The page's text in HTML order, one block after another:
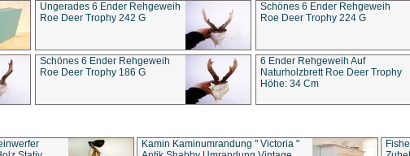
Ungerades 6 Ender Rehgeweih
Roe Deer Trophy 242 G
Schönes 6 Ender Rehgeweih
Roe Deer Trophy 224 G
Schönes 6 Ender Rehgeweih
Roe Deer Trophy 186 G
6 Ender Rehgeweih Auf
Naturholzbrett Roe Deer Trophy
Höhe: 34 Cm
Kamin Kaminumrandung " Victoria "